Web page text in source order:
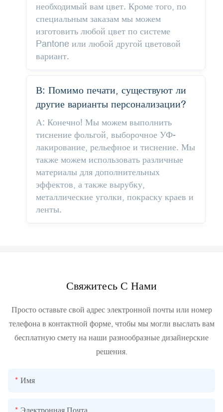
необходимый вам цвет. Кроме того, по
специальным заказам мы можем
изготовить любой цвет по системе
Pantone или любой другой цветовой
вариант.
В: Помимо печати, существуют ли
другие варианты персонализации?
А: Конечно! Мы можем выполнить
тиснение фольгой, выборочное УФ-
лакирование, рельефное и тиснение. Мы
также можем использовать различные
материалы для дополнительных
эффектов, а также вырубку,
металлические уголки, покраску краев и
ленты.
Свяжитесь С Нами
Просто оставьте свой адрес электронной почты или номер
телефона в контактной форме, чтобы мы могли выслать вам
бесплатную смету на наши разнообразные дизайнерские
решения.
Имя
Электронная Почта